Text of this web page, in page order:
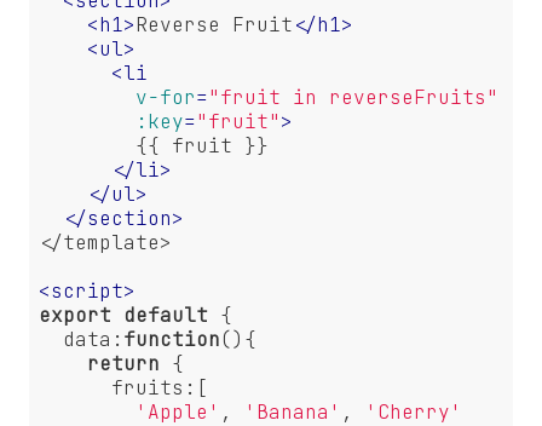
<h1>Reverse Fruit</h1>
<ul>
<li
v-for="fruit in reverseFruits"
:key="fruit">
</li>
</ul>
</section>
</template>
<script>
export default {
data : function() {
return {
fruits :[
'Apple' , 'Banana' ,
'Cherry'